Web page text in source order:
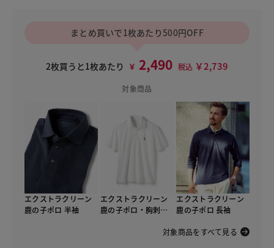
まとめ買いで1枚あたり500円OFF
2枚買うと1枚あたり ￥ 2,490 税込 ￥2,739
対象商品
エクストラクリーン
鹿の子ポロ 半袖
エクストラクリーン
鹿の子ポロ・胸刺し
エクストラクリーン
鹿の子ポロ 長袖
対象商品をすべて見る